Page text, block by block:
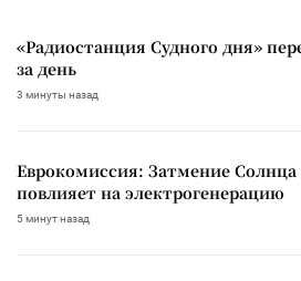
«Радиостанция Судного дня»
за день
3 минуты назад
Еврокомиссия: Затмение Солнца
повлияет на электрогенерацию
5 минут назад